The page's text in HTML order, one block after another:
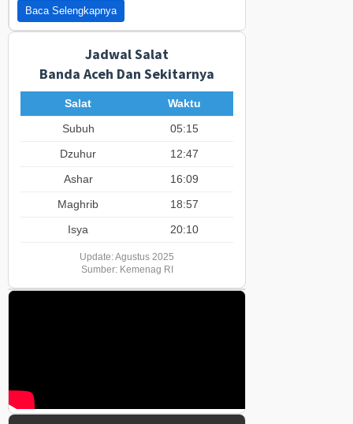
Baca Selengkapnya
Jadwal Salat
Banda Aceh Dan Sekitarnya
Salat
Waktu
Subuh
05:15
Dzuhur
12:47
Ashar
16:09
Maghrib
18:57
Isya
20:10
Update: Agustus 2025
Sumber: Kemenag RI